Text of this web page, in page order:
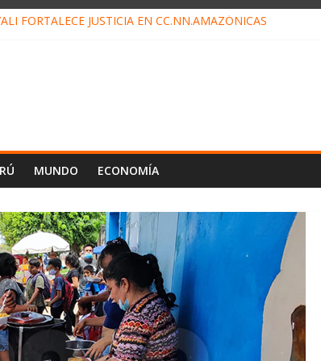
FORTALECE JUSTICIA EN CC.NN.AMAZÓNICAS
MUNDO ECONOMÍA